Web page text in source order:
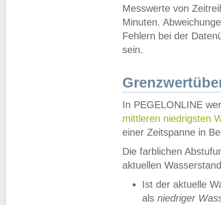
Messwerte von
Minuten.
Fehlern bei der
sein.
In PEGELONLINE
mittleren niedrigsten
einer Zeitspanne in
Die farblichen
aktuellen
Ist der aktuelle
als niedriger